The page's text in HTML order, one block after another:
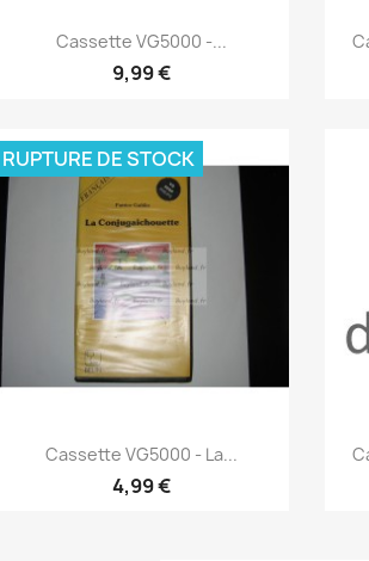
Aperçu rapide
Cassette VG5000 -...
9,99 €
Aperçu rapide
Cassette VG5000 - La...
4,99 €
RUPTURE DE STOCK